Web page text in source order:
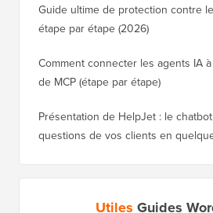
Guide ultime de protection contre
étape par étape (2026)
Comment connecter les agents IA
de MCP (étape par étape)
Présentation de HelpJet : le
questions de vos clients en
Utiles Guides